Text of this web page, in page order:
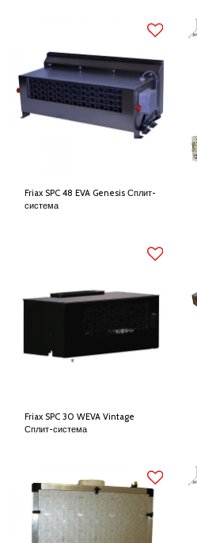
Friax SPC 48 EVA Genesis Сплит-
система
Friax SPC 30 WEVA Vintage
Сплит-система